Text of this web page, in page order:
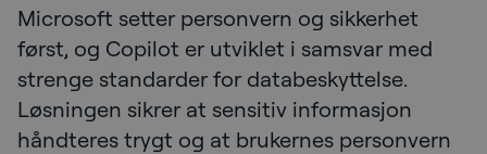
Microsoft setter personvern og sikkerhet
først, og Copilot er utviklet i samsvar med
strenge standarder for databeskyttelse.
Løsningen sikrer at sensitiv informasjon
håndteres trygt og at brukernes personvern